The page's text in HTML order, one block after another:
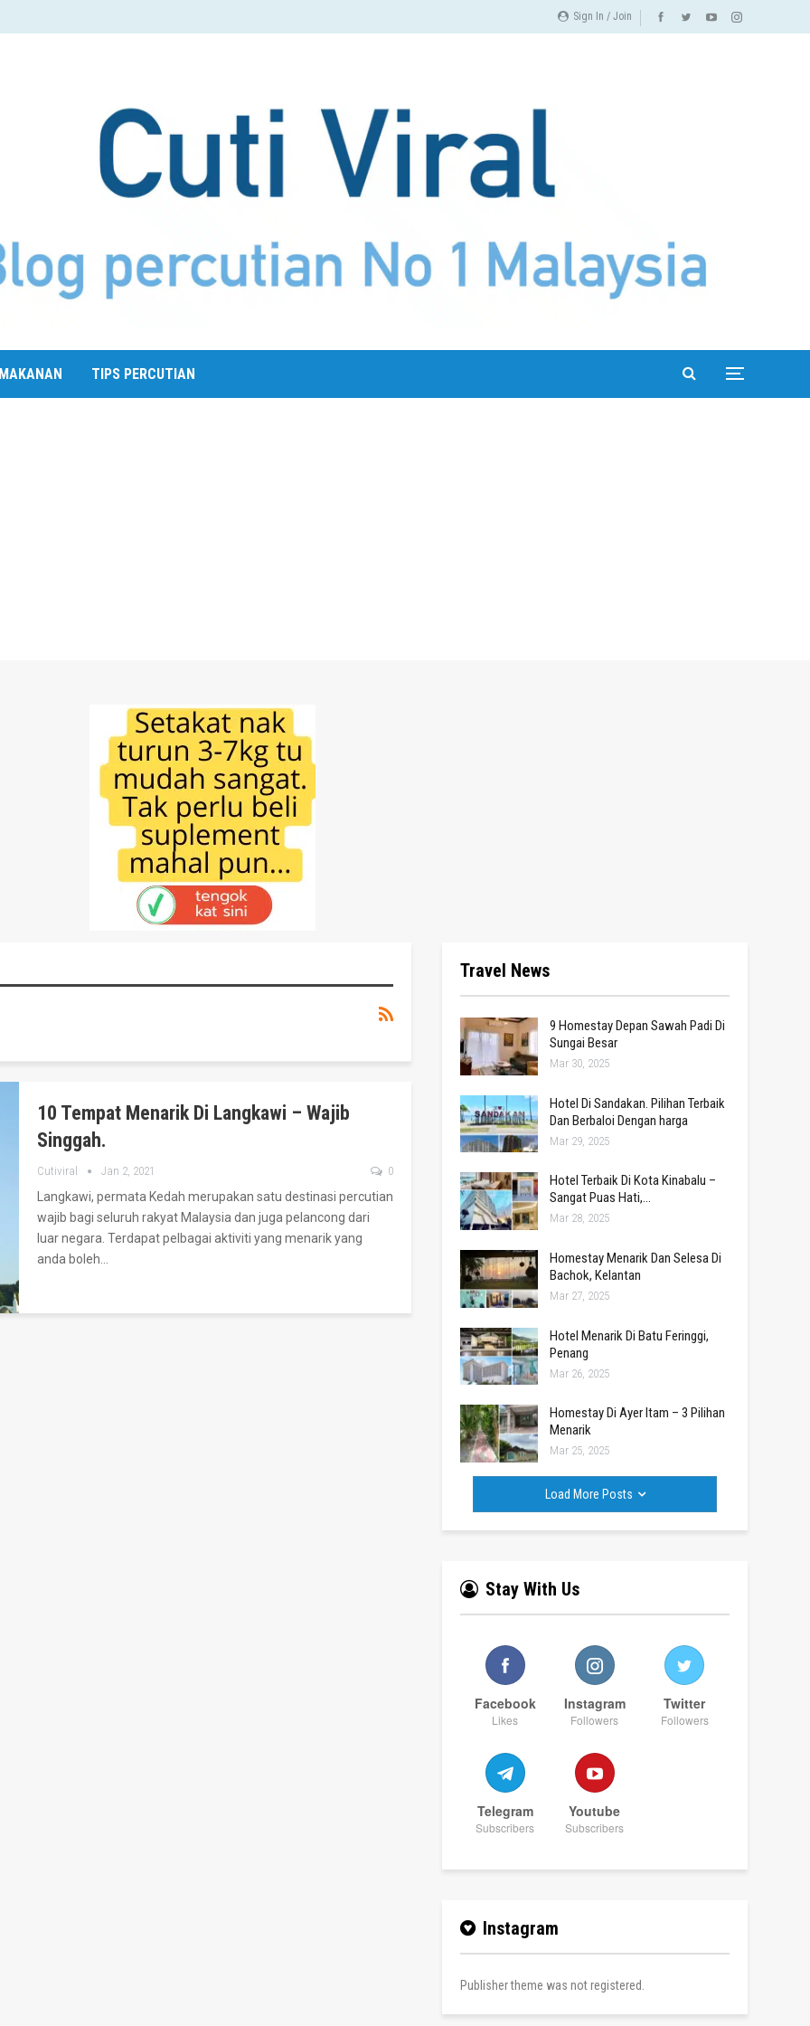
Sign In / Join
MAKANAN TIPS PERCUTIAN
10 Tempat Menarik Di Langkawi – Wajib
Singgah.
Cutiviral Jan 2, 2021 0
Langkawi, permata Kedah merupakan satu destinasi percutian
wajib bagi seluruh rakyat Malaysia dan juga pelancong dari
luar negara. Terdapat pelbagai aktiviti yang menarik yang
anda boleh…
Travel News
9 Homestay Depan Sawah Padi Di
Sungai Besar
Mar 30, 2025
Hotel Di Sandakan. Pilihan Terbaik
Dan Berbaloi Dengan harga
Mar 29, 2025
Hotel Terbaik Di Kota Kinabalu –
Sangat Puas Hati,…
Mar 28, 2025
Homestay Menarik Dan Selesa Di
Bachok, Kelantan
Mar 27, 2025
Hotel Menarik Di Batu Feringgi,
Penang
Mar 26, 2025
Homestay Di Ayer Itam – 3 Pilihan
Menarik
Mar 25, 2025
Load More Posts
Stay With Us
Facebook
Likes
Instagram
Followers
Twitter
Followers
Telegram
Subscribers
Youtube
Subscribers
Instagram
Publisher theme was not registered.